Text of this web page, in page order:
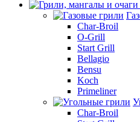
Char-Broil
O-Grill
Start Grill
Bellagio
Bensu
Koch
Primeliner
Char-Broil